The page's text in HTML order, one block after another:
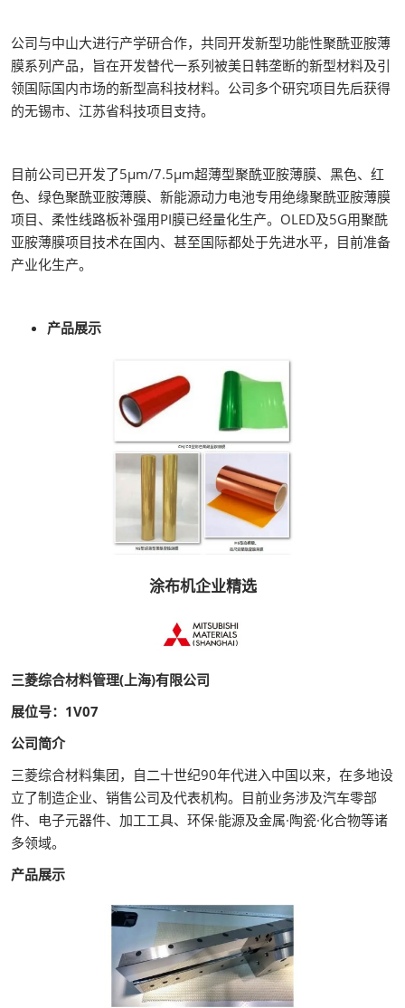
公司与中山大进行产学研合作，共同开发新型功能性聚酰亚胺薄
膜系列产品，旨在开发替代一系列被美日韩垄断的新型材料及引
领国际国内市场的新型高科技材料。公司多个研究项目先后获得
的无锡市、江苏省科技项目支持。
目前公司已开发了5μm/7.5μm超薄型聚酰亚胺薄膜、黑色、红
色、绿色聚酰亚胺薄膜、新能源动力电池专用绝缘聚酰亚胺薄膜
项目、柔性线路板补强用PI膜已经量化生产。OLED及5G用聚酰
亚胺薄膜项目技术在国内、甚至国际都处于先进水平，目前准备
产业化生产。
产品展示
涂布机企业精选
三菱综合材料管理(上海)有限公司
展位号：1V07
公司简介
三菱综合材料集团，自二十世纪90年代进入中国以来，在多地设
立了制造企业、销售公司及代表机构。目前业务涉及汽车零部
件、电子元器件、加工工具、环保·能源及金属·陶瓷·化合物等诸
多领域。
产品展示